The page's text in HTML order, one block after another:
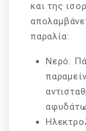
και της
παραλία:
Νερό: